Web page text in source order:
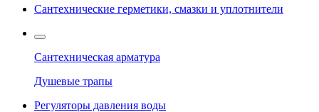
Сантехнические герметики, смазки и уплотнители
Сантехническая арматура
Душевые трапы
Регуляторы давления воды